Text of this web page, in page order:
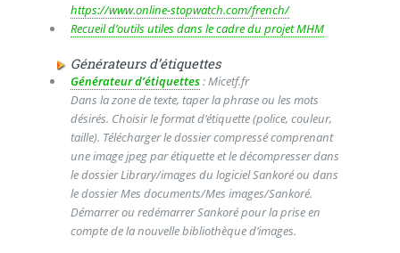
https://www.online-stopwatch.com/french/
Recueil d’outils utiles dans le cadre du projet MHM
Générateurs d’étiquettes
Générateur d’étiquettes: Micetf.fr
Dans la zone de texte, taper la phrase ou les mots
désirés. Choisir le format d’étiquette (police, couleur,
taille). Télécharger le dossier compressé comprenant
une image jpeg par étiquette et le décompresser dans
le dossier Library/images du logiciel Sankoré ou dans
le dossier Mes documents/Mes images/Sankoré.
Démarrer ou redémarrer Sankoré pour la prise en
compte de la nouvelle bibliothèque d’images.